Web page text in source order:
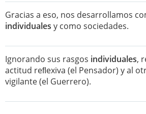
Gracias a eso, nos desarrollamos
individuales y como sociedades.
Ignorando sus rasgos individuales,
actitud reﬂexiva (el Pensador) y al
vigilante (el Guerrero).